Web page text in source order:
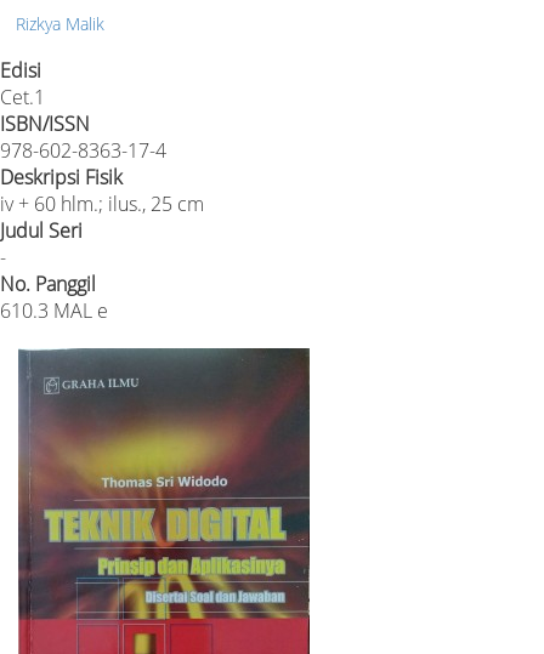
Rizkya Malik
Edisi
Cet.1
ISBN/ISSN
978-602-8363-17-4
Deskripsi Fisik
iv + 60 hlm.; ilus., 25 cm
Judul Seri
-
No. Panggil
610.3 MAL e